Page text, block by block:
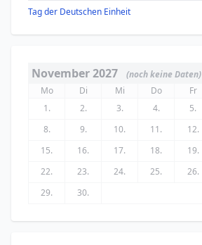
Tag der Deutschen Einheit
November 2027
(noch keine Daten)
Mo
Di Mi Do Fr
1.
2. 3. 4. 5.
8.
9. 10. 11. 12.
15.
16. 17. 18. 19.
22.
23. 24. 25. 26.
29.
30.